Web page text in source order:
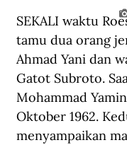
SEKALI waktu
tamu dua orang
Ahmad Yani dan
Gatot Subroto.
Mohammad
Oktober 1962.
menyampaikan